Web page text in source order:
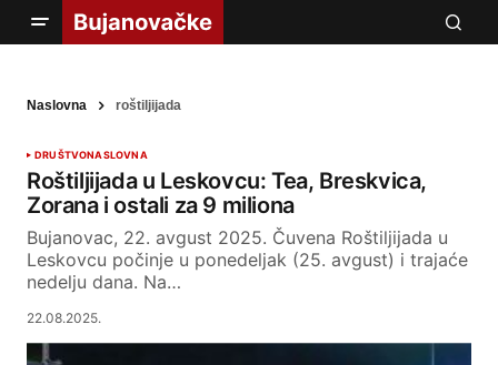
Naslovna roštiljijada
DRUŠTVONASLOVNA
Roštiljijada u Leskovcu: Tea, Breskvica,
Zorana i ostali za 9 miliona
Bujanovac, 22. avgust 2025. Čuvena Roštiljijada u
Leskovcu počinje u ponedeljak (25. avgust) i trajaće
nedelju dana. Na…
22.08.2025.